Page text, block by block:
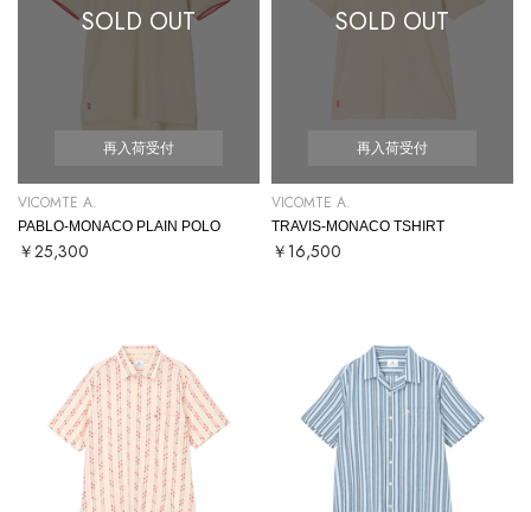
SOLD OUT
再入荷受付
VICOMTE A.
PABLO-MONACO PLAIN POLO
￥25,300
SOLD OUT
再入荷受付
VICOMTE A.
TRAVIS-MONACO TSHIRT
￥16,500